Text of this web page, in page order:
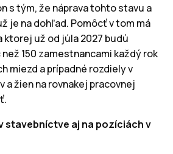
s tým, že náprava tohto stavu a
je na dohľad. Pomôcť v tom má
ktorej už od júla 2027 budú
150 zamestnancami každý rok
miezd a prípadné rozdiely v
a žien na rovnakej pracovnej
stavebníctve aj na pozíciách v